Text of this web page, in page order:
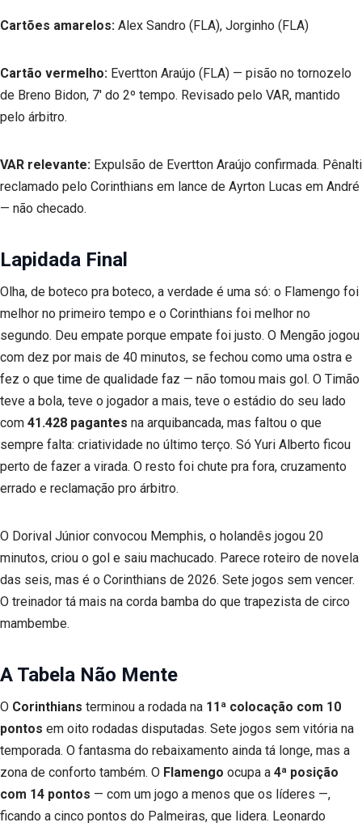
Cartões amarelos: Alex Sandro (FLA), Jorginho (FLA)
Cartão vermelho: Evertton Araújo (FLA) — pisão no tornozelo
de Breno Bidon, 7′ do 2º tempo. Revisado pelo VAR, mantido
pelo árbitro.
VAR relevante: Expulsão de Evertton Araújo confirmada. Pênalti
reclamado pelo Corinthians em lance de Ayrton Lucas em André
— não checado.
Lapidada Final
Olha, de boteco pra boteco, a verdade é uma só: o Flamengo foi
melhor no primeiro tempo e o Corinthians foi melhor no
segundo. Deu empate porque empate foi justo. O Mengão jogou
com dez por mais de 40 minutos, se fechou como uma ostra e
fez o que time de qualidade faz — não tomou mais gol. O Timão
teve a bola, teve o jogador a mais, teve o estádio do seu lado
com 41.428 pagantes na arquibancada, mas faltou o que
sempre falta: criatividade no último terço. Só Yuri Alberto ficou
perto de fazer a virada. O resto foi chute pra fora, cruzamento
errado e reclamação pro árbitro.
O Dorival Júnior convocou Memphis, o holandês jogou 20
minutos, criou o gol e saiu machucado. Parece roteiro de novela
das seis, mas é o Corinthians de 2026. Sete jogos sem vencer.
O treinador tá mais na corda bamba do que trapezista de circo
mambembe.
A Tabela Não Mente
O Corinthians terminou a rodada na 11ª colocação com 10
pontos em oito rodadas disputadas. Sete jogos sem vitória na
temporada. O fantasma do rebaixamento ainda tá longe, mas a
zona de conforto também. O Flamengo ocupa a 4ª posição
com 14 pontos — com um jogo a menos que os líderes —,
ficando a cinco pontos do Palmeiras, que lidera. Leonardo